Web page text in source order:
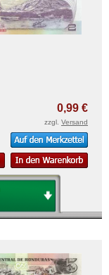
0,99 €
zzgl. Versand